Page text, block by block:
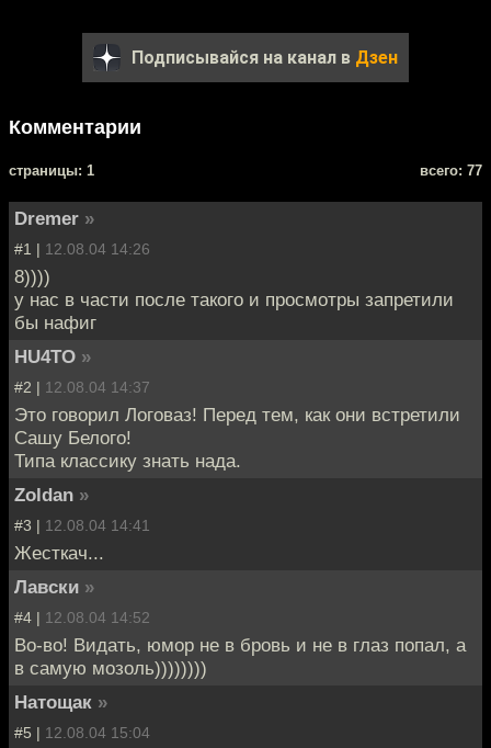
Подписывайся на канал в Дзен
Комментарии
cтраницы: 1 всего: 77
Dremer »
#1 | 12.08.04 14:26
8))))
у нас в части после такого и просмотры запретили
бы нафиг
HU4TO »
#2 | 12.08.04 14:37
Это говорил Логоваз! Перед тем, как они встретили
Сашу Белого!
Типа классику знать нада.
Zoldan »
#3 | 12.08.04 14:41
Жесткач...
Лавски »
#4 | 12.08.04 14:52
Во-во! Видать, юмор не в бровь и не в глаз попал, а
в самую мозоль))))))))
Натощак »
#5 | 12.08.04 15:04